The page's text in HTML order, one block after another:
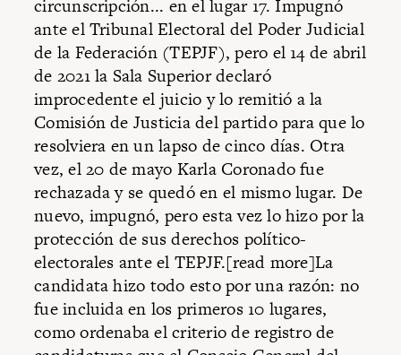
circunscripción... en el lugar 17. Impugnó
ante el Tribunal Electoral del Poder Judicial
de la Federación (TEPJF), pero el 14 de abril
de 2021 la Sala Superior declaró
improcedente el juicio y lo remitió a la
Comisión de Justicia del partido para que lo
resolviera en un lapso de cinco días. Otra
vez, el 20 de mayo Karla Coronado fue
rechazada y se quedó en el mismo lugar. De
nuevo, impugnó, pero esta vez lo hizo por la
protección de sus derechos político-
electorales ante el TEPJF.[read more]La
candidata hizo todo esto por una razón: no
fue incluida en los primeros 10 lugares,
como ordenaba el criterio de registro de